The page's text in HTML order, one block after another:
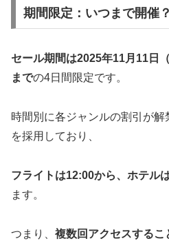
期間限定：いつまで開催？
セール期間は2025年11月11日
までの4日間限定です。
時間別に各ジャンルの割引が
を採用しており、
フライトは12:00から、ホテル
ます。
つまり、 複数回アクセスするこ